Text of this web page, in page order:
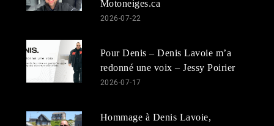
Motoneiges.ca
2026-07-22
Pour Denis – Denis Lavoie m’a
redonné une voix – Jessy Poirier
2026-07-17
Hommage à Denis Lavoie,